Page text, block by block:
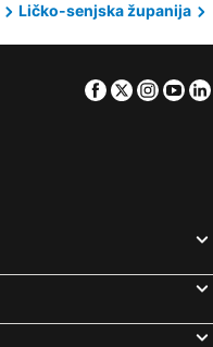
Ličko-senjska županija
Facebook
Twitter